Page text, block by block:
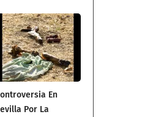
En
Por La